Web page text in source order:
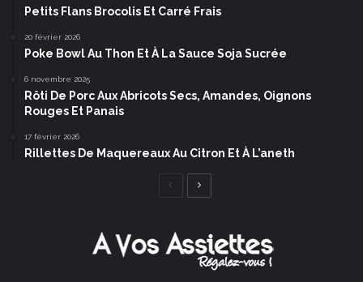
Petits Flans Brocolis Et Carré Frais
20 février 2026
Poke Bowl Au Thon Et À La Sauce Soja Sucrée
6 novembre 2025
Rôti De Porc Aux Abricots Secs, Amandes, Oignons
Rouges Et Panais
17 février 2026
Rillettes De Maquereaux Au Citron Et À L’aneth
Page